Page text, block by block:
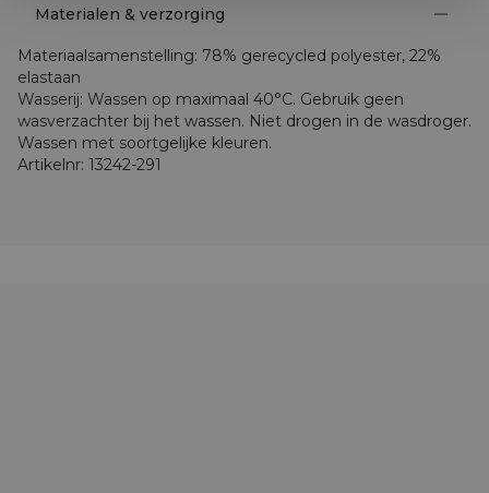
Materialen & verzorging
Materiaalsamenstelling: 78% gerecycled polyester, 22%
elastaan
Wasserij: Wassen op maximaal 40°C. Gebruik geen
wasverzachter bij het wassen. Niet drogen in de wasdroger.
Wassen met soortgelijke kleuren.
Artikelnr: 13242-291